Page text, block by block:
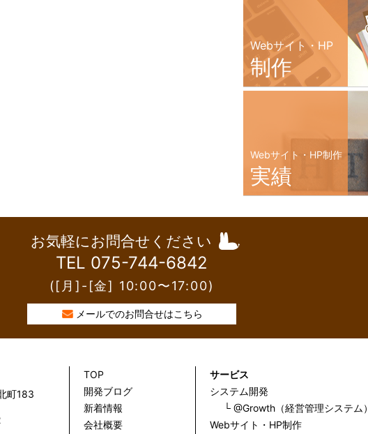
Webサイト・HP
制作
Webサイト・HP制作
実績
お気軽にお問合せください
TEL 075-744-6842
([月]-[金] 10:00〜17:00)
メールでのお問合せはこちら
町183
TOP
開発ブログ
新着情報
会社概要
サービス
システム開発
└ @Growth（経営管理システム）
Webサイト・HP制作